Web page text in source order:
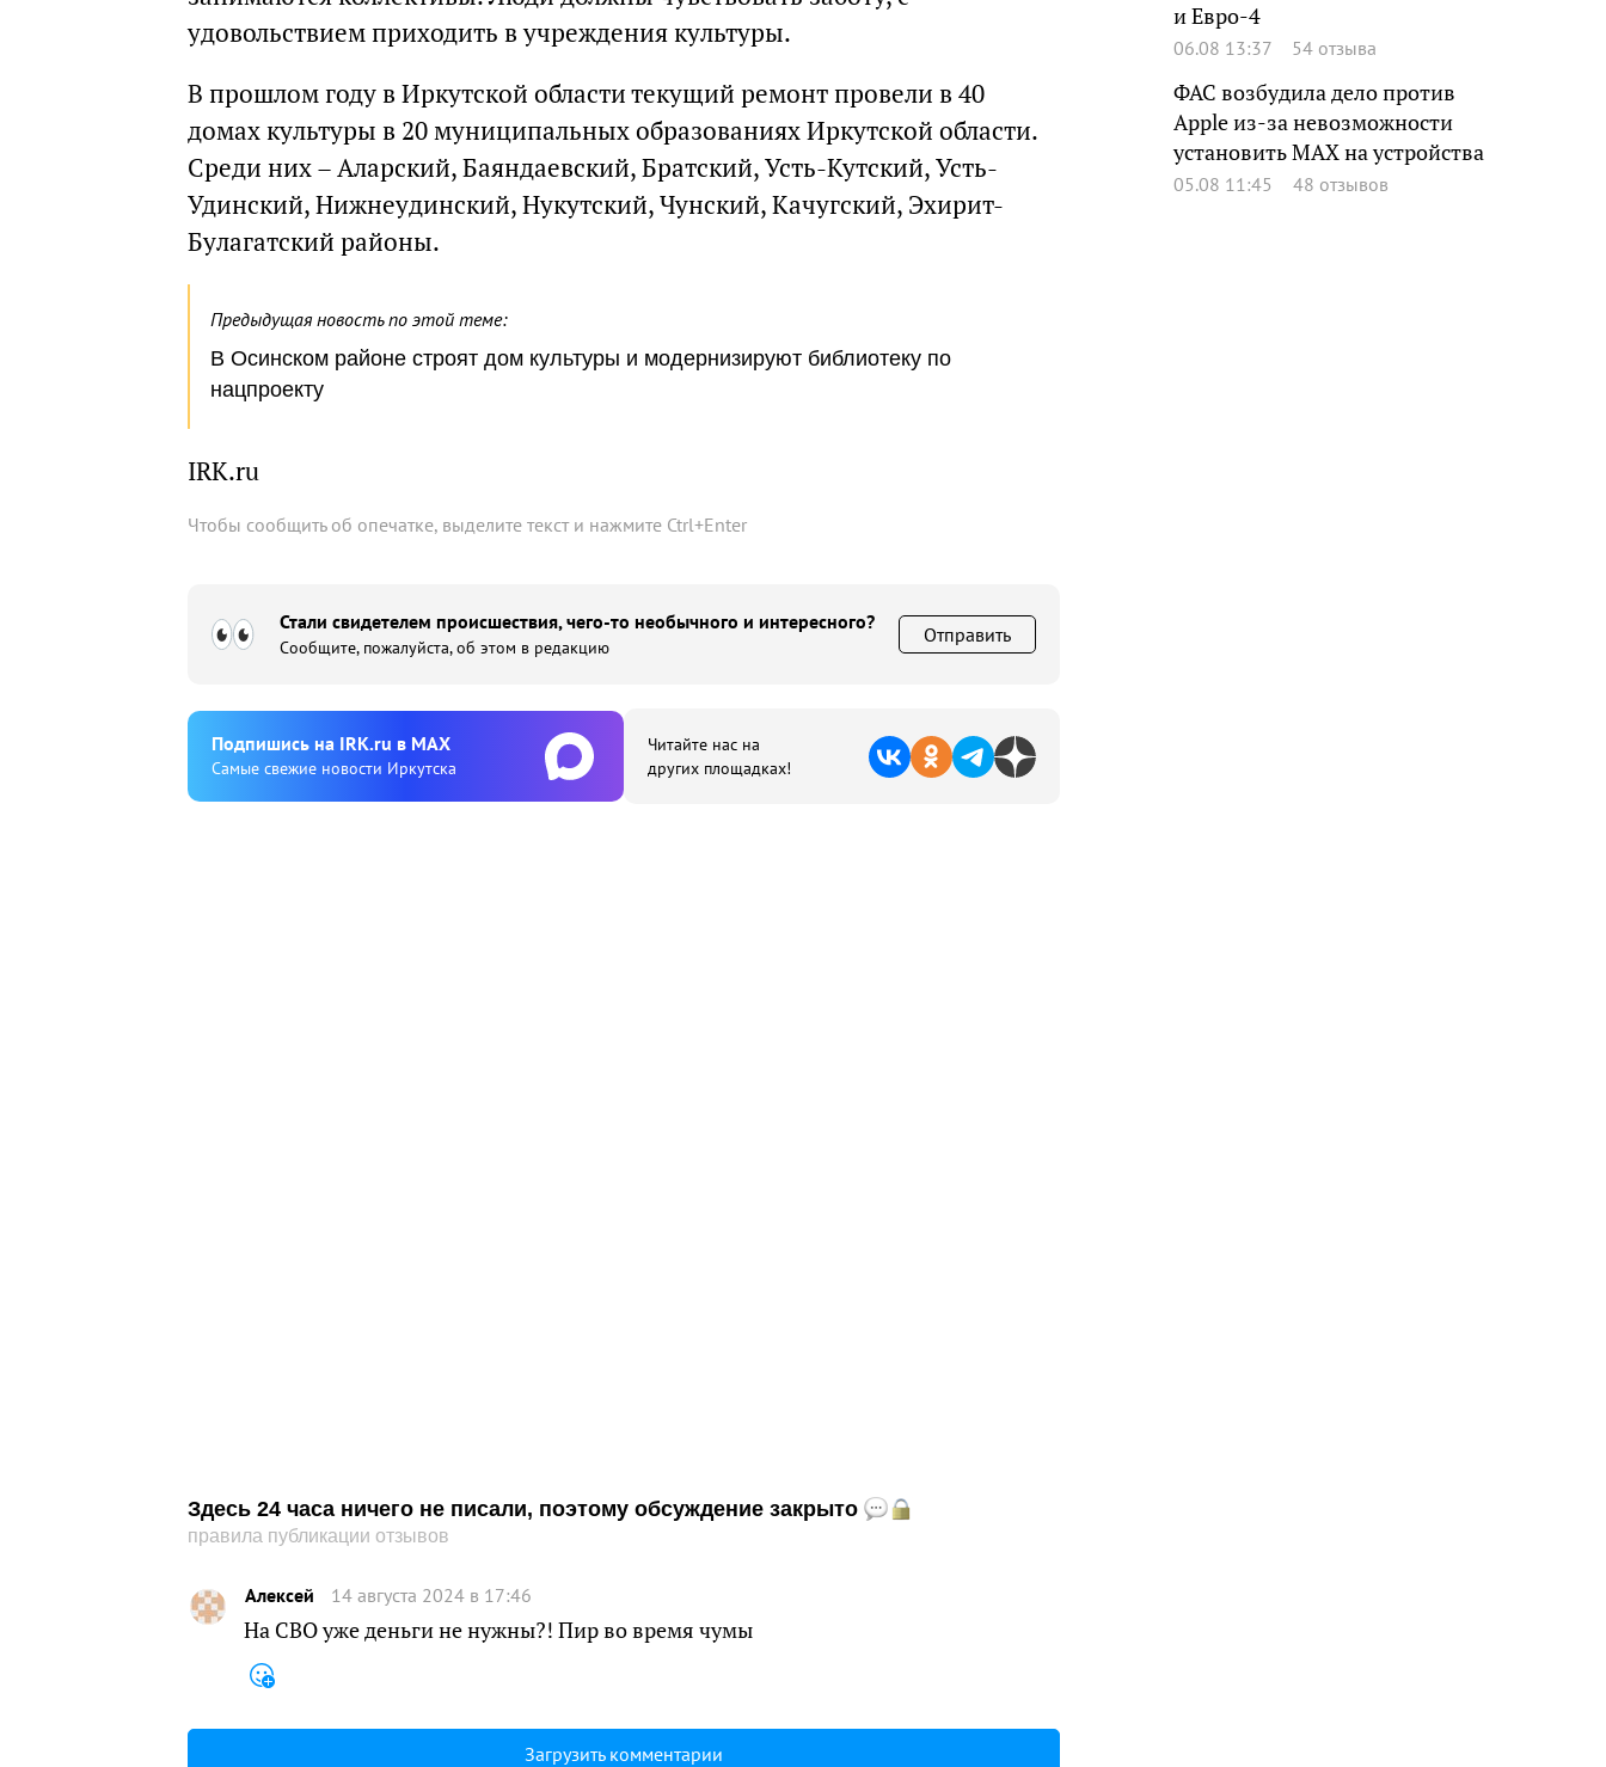
удовольствием приходить в учреждения культуры.
В прошлом году в Иркутской области текущий ремонт провели в 40
домах культуры в 20 муниципальных образованиях Иркутской области.
Среди них – Аларский, Баяндаевский, Братский, Усть-Кутский, Усть-
Удинский, Нижнеудинский, Нукутский, Чунский, Качугский, Эхирит-
Булагатский районы.
Предыдущая новость по этой теме:
В Осинском районе строят дом культуры и модернизируют библиотеку по
нацпроекту
IRK.ru
Чтобы сообщить об опечатке, выделите текст и нажмите Ctrl+Enter
Стали свидетелем происшествия, чего-то необычного и интересного?
Сообщите, пожалуйста, об этом в редакцию
Отправить
Подпишиcь на IRK.ru в MAX
Cамые свежие новости Иркутска
Читайте нас на
других площадках!
Здесь 24 часа ничего не писали, поэтому обсуждение закрыто
правила публикации отзывов
Алексей 14 августа 2024 в 17:46
На СВО уже деньги не нужны?! Пир во время чумы
Загрузить комментарии
и Евро-4
06.08 13:37 54 отзыва
ФАС возбудила дело против
Apple из-за невозможности
установить MAX на устройства
05.08 11:45 48 отзывов